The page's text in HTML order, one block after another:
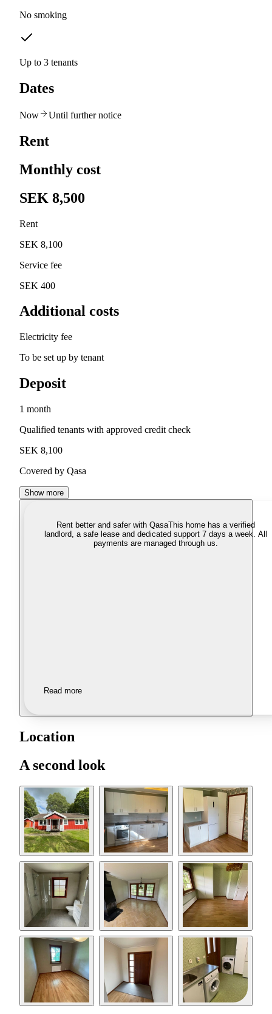
No smoking
Up to 3 tenants
Dates
Now Until further notice
Rent
Monthly cost
SEK 8,500
Rent
SEK 8,100
Service fee
SEK 400
Additional costs
Electricity fee
To be set up by tenant
Deposit
1 month
Qualified tenants with approved credit check
SEK 8,100
Covered by Qasa
Show more
Rent better and safer with QasaThis home has a verified
landlord, a safe lease and dedicated support 7 days a week. All
payments are managed through us.
Read more
Location
A second look